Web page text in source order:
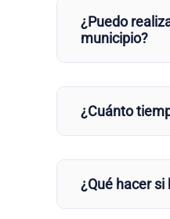
¿Puedo
municipio?
¿Cuánto
¿Qué hacer